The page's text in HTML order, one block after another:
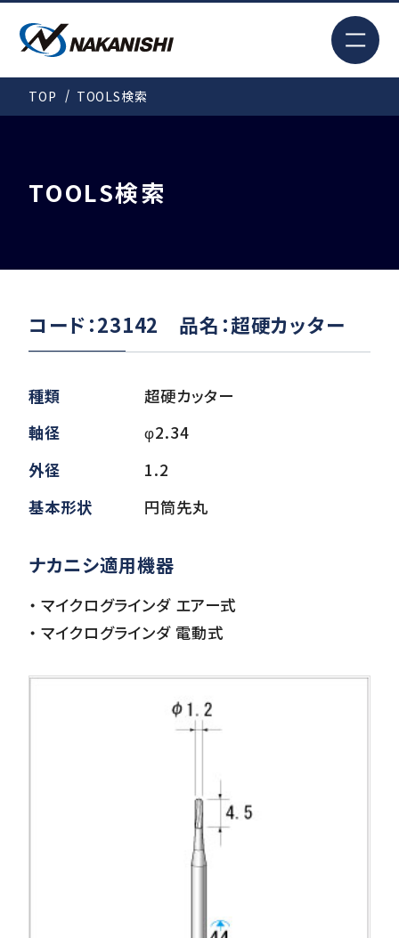
製品情報
事例紹介
ダウンロード
会社情報
TOP TOOLS検索
TOOLS検索
コード：23142 品名：超硬カッター
種類
超硬カッター
軸径
φ2.34
外径
1.2
基本形状
円筒先丸
ナカニシ適用機器
・ マイクログラインダ エアー式
・ マイクログラインダ 電動式